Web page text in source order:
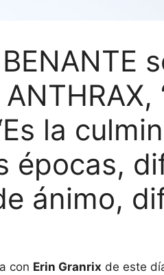
la
épocas,
ánimo,
con Erin Granrix de este